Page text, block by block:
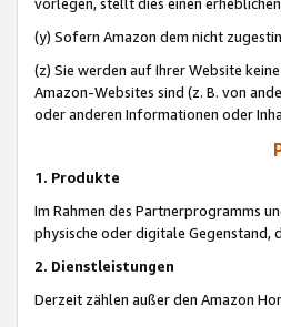
(y) Sofern Amazon dem nicht
(z) Sie werden auf Ihrer Website
Amazon-Websites sind (z. B. von
oder anderen Informationen oder
1. Produkte
Im Rahmen des Partnerprogramms
physische oder digitale
2. Dienstleistungen
Derzeit zählen außer den Amazon